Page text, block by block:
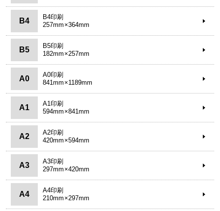
B4
B4印刷
257mm×364mm
B5
B5印刷
182mm×257mm
A0
A0印刷
841mm×1189mm
A1
A1印刷
594mm×841mm
A2
A2印刷
420mm×594mm
A3
A3印刷
297mm×420mm
A4
A4印刷
210mm×297mm